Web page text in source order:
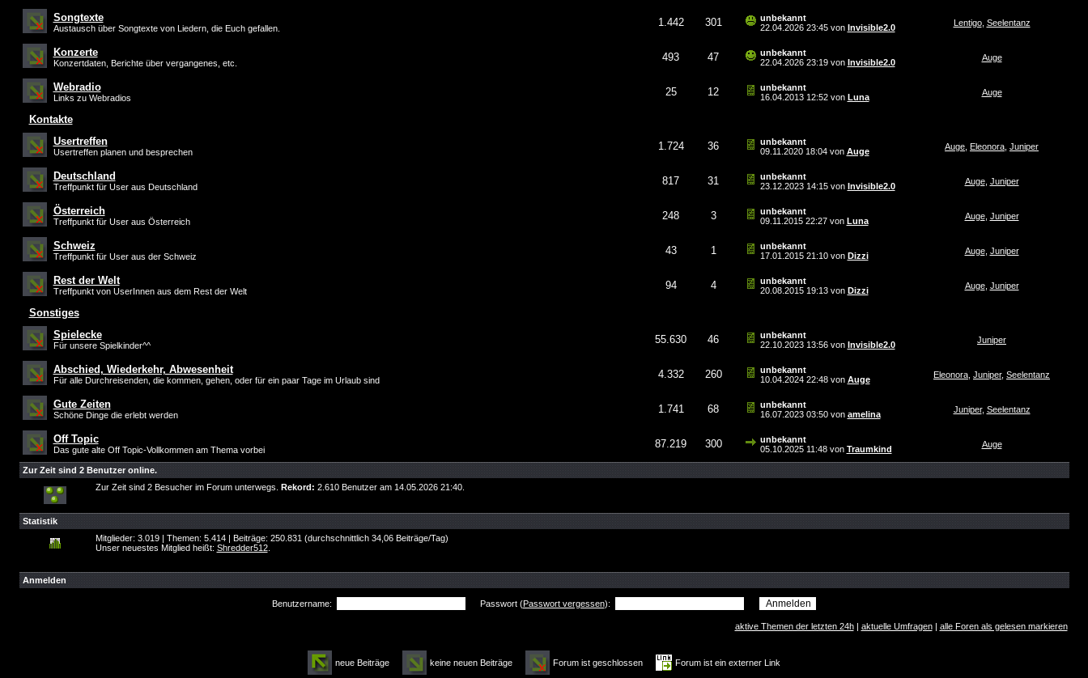
Songtexte
Austausch über Songtexte von Liedern, die Euch gefallen. 1.442 301
unbekannt
22.04.2026 23:45von Invisible2.0 Lentigo, Seelentanz
Konzerte
Konzertdaten, Berichte über vergangenes, etc. 493 47
unbekannt
22.04.2026 23:19von Invisible2.0 Auge
Webradio
Links zu Webradios 25 12
unbekannt
16.04.2013 12:52von Luna Auge
Kontakte
Usertreffen
Usertreffen planen und besprechen 1.724 36
unbekannt
09.11.2020 18:04von Auge Auge Eleonora Juniper
Deutschland
Treffpunkt für User aus Deutschland 817 31
unbekannt
23.12.2023 14:15von Invisible2.0 Auge, Juniper
Österreich
Treffpunkt für User aus Österreich 248 3
unbekannt
09.11.2015 22:27von Luna Auge, Juniper
Schweiz
Treffpunkt für User aus der Schweiz 43 1
unbekannt
17.01.2015 21:10von Dizzi Auge, Juniper
Rest der Welt
Treffpunkt von UserInnen aus dem Rest der Welt 94 4
unbekannt
20.08.2015 19:13von Dizzi Auge, Juniper
Sonstiges
Spielecke
Für unsere Spielkinder^^ 55.630 46
unbekannt
22.10.2023 13:56von Invisible2.0 Juniper
Abschied, Wiederkehr, Abwesenheit
Für alle Durchreisenden, die kommen, gehen, oder für ein paar Tage im Urlaub sind 4.332 260
unbekannt
10.04.2024 22:48von Auge Eleonora Juniper, Seelentanz
Gute Zeiten
Schöne Dinge die erlebt werden 1.741 68
unbekannt
16.07.2023 03:50von amelina Juniper, Seelentanz
Off Topic
Das gute alte Off Topic-Vollkommen am Thema vorbei 87.219 300
unbekannt
05.10.2025 11:48von Traumkind Auge
Zur Zeit sind 2 Benutzer online.
Zur Zeit sind 2 Besucher im Forum unterwegs. Rekord: 2.610 Benutzer am 14.05.2026 21:40.
Statistik
Mitglieder: 3.019 | Themen: 5.414 | Beiträge: 250.831 (durchschnittlich 34,06 Beiträge/Tag)
Unser neuestes Mitglied heißt: Shredder512.
Anmelden
Benutzername: Passwort (Passwort vergessen):
aktive Themen der letzten 24h| aktuelle Umfragen| alle Foren als gelesen markieren
neue Beiträge keine neuen Beiträge Forum ist geschlossen Forum ist ein externer Link